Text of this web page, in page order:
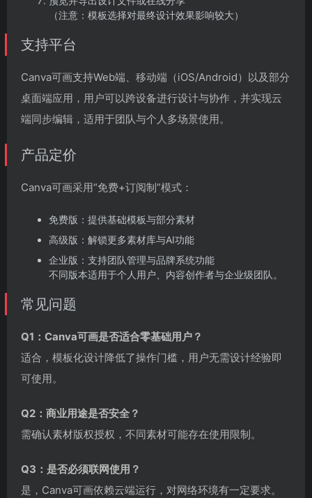
（注意：模板选择对最终设计效果影响较大）
支持平台
Canva可画支持Web端、移动端（iOS/Android）以及部分
桌面端应用，用户可以跨设备进行设计与协作，并实现云
端同步编辑，适用于团队与个人多场景使用。
产品定价
Canva可画采用“免费+订阅制”模式：
免费版：提供基础模板与部分素材
高级版：解锁更多素材库与AI功能
企业版：支持团队管理与品牌系统功能
不同版本适用于个人用户、内容创作者与企业级团队。
常见问题
Q1：Canva可画是否适合零基础用户？
适合，模板化设计降低了操作门槛，用户无需设计经验即
可使用。
Q2：商业用途是否安全？
需确认素材版权授权，不同素材可能存在使用限制。
Q3：是否必须联网使用？
是，Canva可画依赖云端运行，对网络环境有一定要求。